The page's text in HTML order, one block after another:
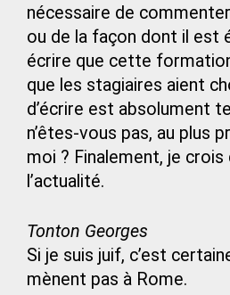
nécessaire de
ou de la façon dont il est
écrire que cette
que les stagiaires aient
d’écrire est absolument
n’êtes-vous pas, au plus
moi ? Finalement, je
l’actualité.
Tonton Georges
Si je suis juif, c’est
mènent pas à Rome.